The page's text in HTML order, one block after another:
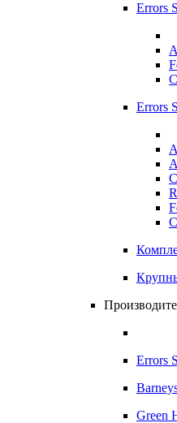
Errors
Errors
Errors
Green